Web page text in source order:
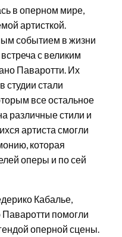
в оперном мире,
артисткой.
событием в жизни
с великим
Паваротти. Их
студии стали
все остальное
различные стили и
артиста смогли
которая
оперы и по сей
Кабалье,
помогли
оперной сцены.